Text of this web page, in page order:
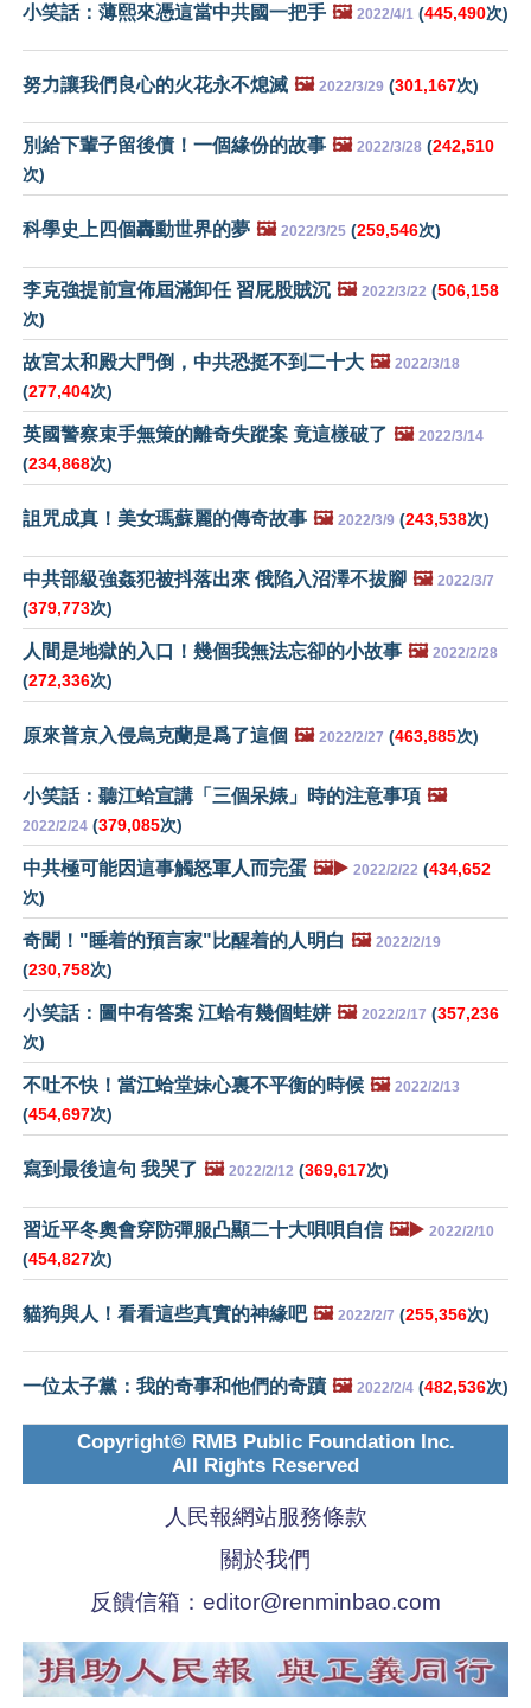
小笑話：薄熙來憑這當中共國一把手 🖼️ 2022/4/1 (445,490次)
努力讓我們良心的火花永不熄滅 🖼️ 2022/3/29 (301,167次)
別給下輩子留後債！一個緣份的故事 🖼️ 2022/3/28 (242,510
次)
科學史上四個轟動世界的夢 🖼️ 2022/3/25 (259,546次)
李克強提前宣佈屆滿卸任 習屁股賊沉 🖼️ 2022/3/22 (506,158
次)
故宮太和殿大門倒，中共恐挺不到二十大 🖼️ 2022/3/18
(277,404次)
英國警察束手無策的離奇失蹤案 竟這樣破了 🖼️ 2022/3/14
(234,868次)
詛咒成真！美女瑪蘇麗的傳奇故事 🖼️ 2022/3/9 (243,538次)
中共部級強姦犯被抖落出來 俄陷入沼澤不拔腳 🖼️ 2022/3/7
(379,773次)
人間是地獄的入口！幾個我無法忘卻的小故事 🖼️ 2022/2/28
(272,336次)
原來普京入侵烏克蘭是爲了這個 🖼️ 2022/2/27 (463,885次)
小笑話：聽江蛤宣講「三個呆婊」時的注意事項 🖼️
2022/2/24 (379,085次)
中共極可能因這事觸怒軍人而完蛋 🖼️▶️ 2022/2/22 (434,652
次)
奇聞！"睡着的預言家"比醒着的人明白 🖼️ 2022/2/19
(230,758次)
小笑話：圖中有答案 江蛤有幾個蛙姘 🖼️ 2022/2/17 (357,236
次)
不吐不快！當江蛤堂妹心裏不平衡的時候 🖼️ 2022/2/13
(454,697次)
寫到最後這句 我哭了 🖼️ 2022/2/12 (369,617次)
習近平冬奧會穿防彈服凸顯二十大唄唄自信 🖼️▶️ 2022/2/10
(454,827次)
貓狗與人！看看這些真實的神緣吧 🖼️ 2022/2/7 (255,356次)
一位太子黨：我的奇事和他們的奇蹟 🖼️ 2022/2/4 (482,536次)
Copyright© RMB Public Foundation Inc.
All Rights Reserved
人民報網站服務條款
關於我們
反饋信箱： editor@renminbao.com